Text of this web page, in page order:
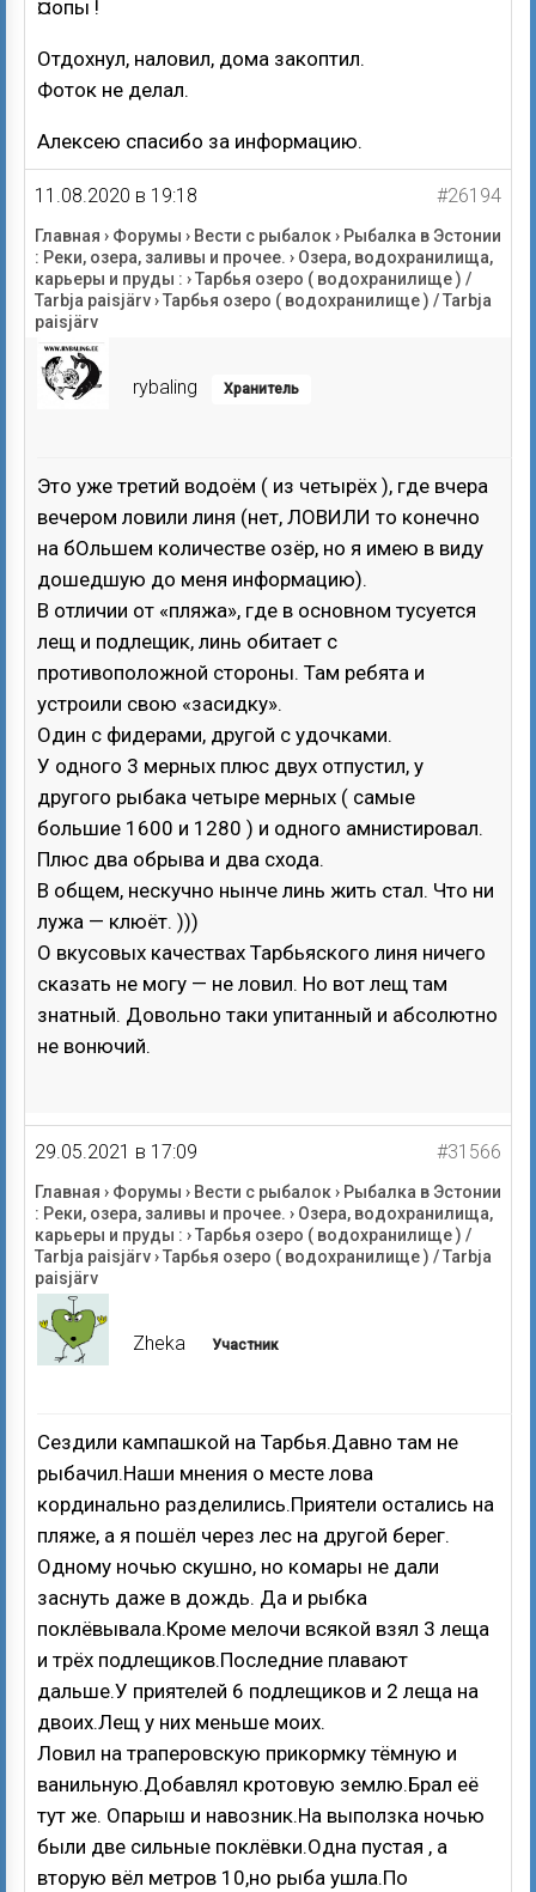
¤опы !
Отдохнул, наловил, дома закоптил.
Фоток не делал.
Алексею спасибо за информацию.
11.08.2020 в 19:18 #26194
Главная › Форумы › Вести с рыбалок› Рыбалка в Эстонии
: Реки, озера, заливы и прочее. › Озера, водохранилища,
карьеры и пруды : ›Тарбья озеро ( водохранилище ) /
Tarbja paisjärv›Тарбья озеро ( водохранилище ) / Tarbja
paisjärv
rybaling Хранитель
Это уже третий водоём ( из четырёх ), где вчера
вечером ловили линя (нет, ЛОВИЛИ то конечно
на бОльшем количестве озёр, но я имею в виду
дошедшую до меня информацию).
В отличии от «пляжа», где в основном тусуется
лещ и подлещик, линь обитает с
противоположной стороны. Там ребята и
устроили свою «засидку».
Один с фидерами, другой с удочками.
У одного 3 мерных плюс двух отпустил, у
другого рыбака четыре мерных ( самые
большие 1600 и 1280 ) и одного амнистировал.
Плюс два обрыва и два схода.
В общем, нескучно нынче линь жить стал. Что ни
лужа — клюёт. )))
О вкусовых качествах Тарбьяского линя ничего
сказать не могу — не ловил. Но вот лещ там
знатный. Довольно таки упитанный и абсолютно
не вонючий.
29.05.2021 в 17:09 #31566
Главная › Форумы › Вести с рыбалок› Рыбалка в Эстонии
: Реки, озера, заливы и прочее. › Озера, водохранилища,
карьеры и пруды : ›Тарбья озеро ( водохранилище ) /
Tarbja paisjärv›Тарбья озеро ( водохранилище ) / Tarbja
paisjärv
Zheka Участник
Сездили кампашкой на Тарбья.Давно там не
рыбачил.Наши мнения о месте лова
кординально разделились.Приятели остались на
пляже, а я пошёл через лес на другой берег.
Одному ночью скушно, но комары не дали
заснуть даже в дождь. Да и рыбка
поклёвывала.Кроме мелочи всякой взял 3 леща
и трёх подлещиков.Последние плавают
дальше.У приятелей 6 подлещиков и 2 леща на
двоих.Лещ у них меньше моих.
Ловил на траперовскую прикормку тёмную и
ванильную.Добавлял кротовую землю.Брал её
тут же. Опарыш и навозник.На выползка ночью
были две сильные поклёвки.Одна пустая , а
вторую вёл метров 10,но рыба ушла.По